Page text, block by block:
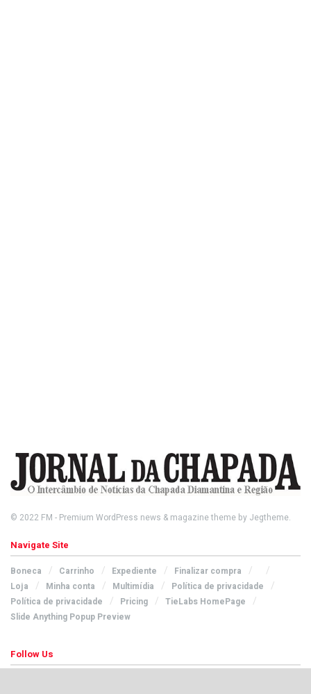
© 2022 FM - Premium WordPress news & magazine theme by Jegtheme.
Navigate Site
Boneca Carrinho Expediente
Finalizar compra
Loja
Minha conta Multimídia
Política de privacidade
Política de privacidade
Pricing
TieLabs HomePage
Slide Anything Popup Preview
Follow Us